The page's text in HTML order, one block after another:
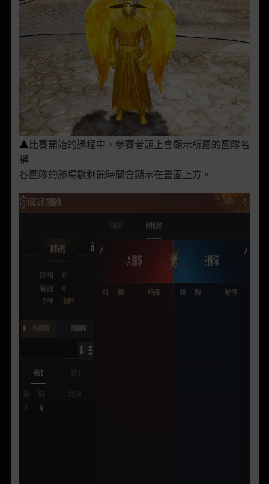
▲比賽開始的過程中，參賽者頭上會顯示所屬的團隊名
稱
各團隊的勝場數剩餘時間會顯示在畫面上方。